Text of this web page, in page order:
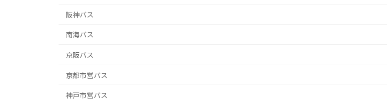
阪神バス
南海バス
京阪バス
京都市営バス
神戸市営バス